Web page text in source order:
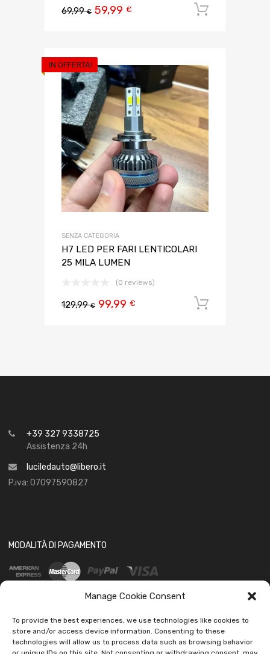
Manage Cookie Consent
To provide the best experiences, we use technologies like cookies to
store and/or access device information. Consenting to these
technologies will allow us to process data such as browsing behavior
69,99€ 59,99 €
IN OFFERTA!
SENZA CATEGORIA
H7 LED PER FARI LENTICOLARI
25 MILA LUMEN
(0 reviews)
129,99€ 99,99 €
+39 327 9338725
Assistenza 24h
luciledauto@libero.it
P.iva: 07097590827
MODALITÀ DI PAGAMENTO
SOCIAL